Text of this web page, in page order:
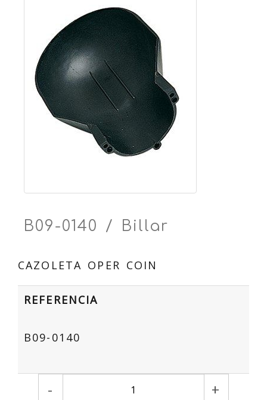
B09-0140 / Billar
CAZOLETA OPER COIN
REFERENCIA
B09-0140
- +